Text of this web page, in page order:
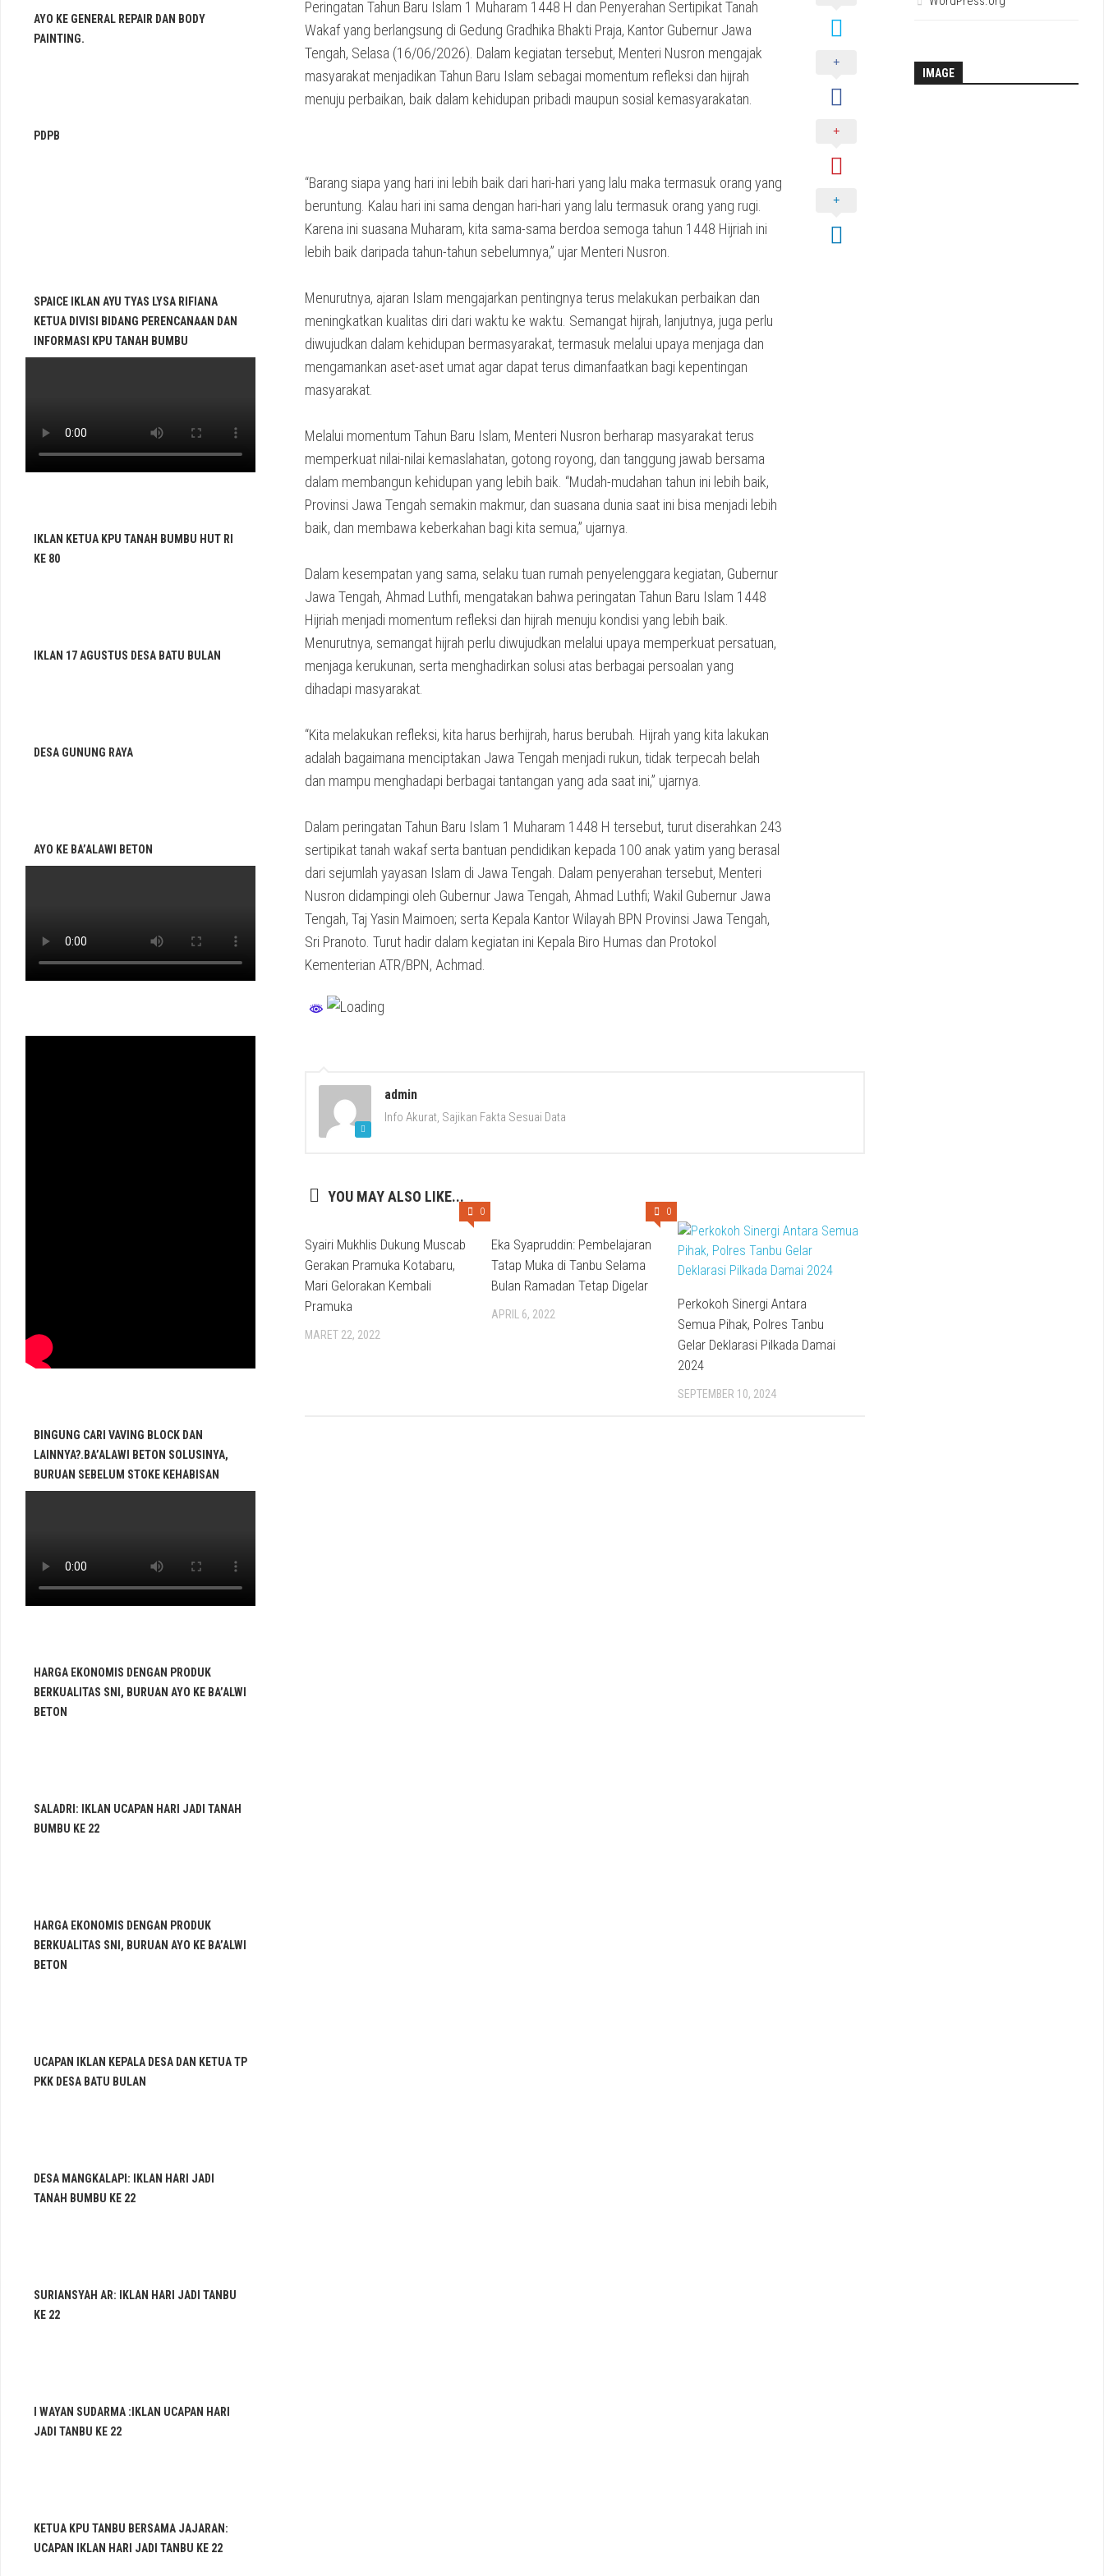
Peringatan Tahun Baru Islam 1 Muharam 1448 H dan Penyerahan Sertipikat Tanah
Wakaf yang berlangsung di Gedung Gradhika Bhakti Praja, Kantor Gubernur Jawa
Tengah, Selasa (16/06/2026). Dalam kegiatan tersebut, Menteri Nusron mengajak
masyarakat menjadikan Tahun Baru Islam sebagai momentum refleksi dan hijrah
menuju perbaikan, baik dalam kehidupan pribadi maupun sosial kemasyarakatan.
“Barang siapa yang hari ini lebih baik dari hari-hari yang lalu maka termasuk orang yang
beruntung. Kalau hari ini sama dengan hari-hari yang lalu termasuk orang yang rugi.
Karena ini suasana Muharam, kita sama-sama berdoa semoga tahun 1448 Hijriah ini
lebih baik daripada tahun-tahun sebelumnya,” ujar Menteri Nusron.
Menurutnya, ajaran Islam mengajarkan pentingnya terus melakukan perbaikan dan
meningkatkan kualitas diri dari waktu ke waktu. Semangat hijrah, lanjutnya, juga perlu
diwujudkan dalam kehidupan bermasyarakat, termasuk melalui upaya menjaga dan
mengamankan aset-aset umat agar dapat terus dimanfaatkan bagi kepentingan
masyarakat.
Melalui momentum Tahun Baru Islam, Menteri Nusron berharap masyarakat terus
memperkuat nilai-nilai kemaslahatan, gotong royong, dan tanggung jawab bersama
dalam membangun kehidupan yang lebih baik. “Mudah-mudahan tahun ini lebih baik,
Provinsi Jawa Tengah semakin makmur, dan suasana dunia saat ini bisa menjadi lebih
baik, dan membawa keberkahan bagi kita semua,” ujarnya.
Dalam kesempatan yang sama, selaku tuan rumah penyelenggara kegiatan, Gubernur
Jawa Tengah, Ahmad Luthfi, mengatakan bahwa peringatan Tahun Baru Islam 1448
Hijriah menjadi momentum refleksi dan hijrah menuju kondisi yang lebih baik.
Menurutnya, semangat hijrah perlu diwujudkan melalui upaya memperkuat persatuan,
menjaga kerukunan, serta menghadirkan solusi atas berbagai persoalan yang
dihadapi masyarakat.
“Kita melakukan refleksi, kita harus berhijrah, harus berubah. Hijrah yang kita lakukan
adalah bagaimana menciptakan Jawa Tengah menjadi rukun, tidak terpecah belah
dan mampu menghadapi berbagai tantangan yang ada saat ini,” ujarnya.
Dalam peringatan Tahun Baru Islam 1 Muharam 1448 H tersebut, turut diserahkan 243
sertipikat tanah wakaf serta bantuan pendidikan kepada 100 anak yatim yang berasal
dari sejumlah yayasan Islam di Jawa Tengah. Dalam penyerahan tersebut, Menteri
Nusron didampingi oleh Gubernur Jawa Tengah, Ahmad Luthfi; Wakil Gubernur Jawa
Tengah, Taj Yasin Maimoen; serta Kepala Kantor Wilayah BPN Provinsi Jawa Tengah,
Sri Pranoto. Turut hadir dalam kegiatan ini Kepala Biro Humas dan Protokol
Kementerian ATR/BPN, Achmad.
admin
Info Akurat, Sajikan Fakta Sesuai Data
YOU MAY ALSO LIKE...
0
Syairi Mukhlis Dukung Muscab
Gerakan Pramuka Kotabaru,
Mari Gelorakan Kembali
Pramuka
MARET 22, 2022
0
Eka Syapruddin: Pembelajaran
Tatap Muka di Tanbu Selama
Bulan Ramadan Tetap Digelar
APRIL 6, 2022
Perkokoh Sinergi Antara
Semua Pihak, Polres Tanbu
Gelar Deklarasi Pilkada Damai
2024
SEPTEMBER 10, 2024
AYO KE GENERAL REPAIR DAN BODY
PAINTING.
PDPB
SPAICE IKLAN AYU TYAS LYSA RIFIANA
KETUA DIVISI BIDANG PERENCANAAN DAN
INFORMASI KPU TANAH BUMBU
IKLAN KETUA KPU TANAH BUMBU HUT RI
KE 80
IKLAN 17 AGUSTUS DESA BATU BULAN
DESA GUNUNG RAYA
AYO KE BA’ALAWI BETON
BINGUNG CARI VAVING BLOCK DAN
LAINNYA?.BA’ALAWI BETON SOLUSINYA,
BURUAN SEBELUM STOKE KEHABISAN
HARGA EKONOMIS DENGAN PRODUK
BERKUALITAS SNI, BURUAN AYO KE BA’ALWI
BETON
SALADRI: IKLAN UCAPAN HARI JADI TANAH
BUMBU KE 22
HARGA EKONOMIS DENGAN PRODUK
BERKUALITAS SNI, BURUAN AYO KE BA’ALWI
BETON
UCAPAN IKLAN KEPALA DESA DAN KETUA TP
PKK DESA BATU BULAN
DESA MANGKALAPI: IKLAN HARI JADI
TANAH BUMBU KE 22
SURIANSYAH AR: IKLAN HARI JADI TANBU
KE 22
I WAYAN SUDARMA :IKLAN UCAPAN HARI
JADI TANBU KE 22
KETUA KPU TANBU BERSAMA JAJARAN:
UCAPAN IKLAN HARI JADI TANBU KE 22
IMAGE